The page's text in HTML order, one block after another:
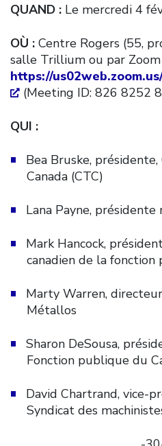
QUAND : Le mercredi 4
OÙ : Centre Rogers (55,
salle Trillium ou par Zoom
https://
(Meeting ID: 826 8252
QUI :
Bea Bruske,
Canada (CTC)
Lana Payne,
Mark Hancock,
canadien de la fonction
Marty Warren,
Métallos
Sharon DeSousa,
Fonction publique du
David Chartrand, vice-
Syndicat des